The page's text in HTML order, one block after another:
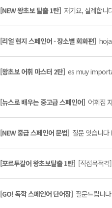
[NEW 왕초보 탈출 1탄] 저기요, 실례합니
[리얼 현지 스페인어 - 장소별 회화편]
[왕초보 어휘 마스터 2탄] es muy
[뉴스로 배우는 중고급 스페인어] 어휘집
[NEW 중급 스페인어 문법] 질문 잇습니다
[포르투갈어 왕초보탈출 1탄] [직접목적
[GO! 독학 스페인어 단어장] 질문드립니